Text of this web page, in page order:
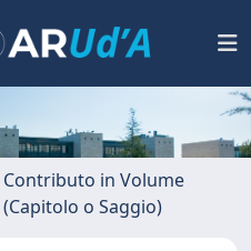
Contributo in Volume
o Saggio)